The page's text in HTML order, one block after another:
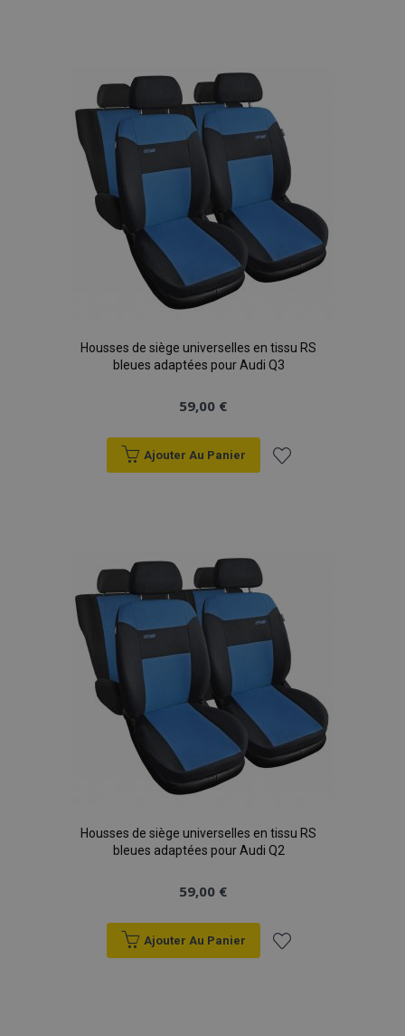
d'achats
Housses de siège universelles en tissu RS
bleues adaptées pour Audi Q3
59,00 €
Ajouter Au Panier
d'achats
Housses de siège universelles en tissu RS
bleues adaptées pour Audi Q2
59,00 €
Ajouter Au Panier